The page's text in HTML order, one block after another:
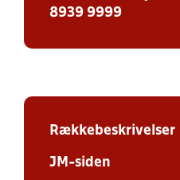
8939 9999
Rækkebeskrivelser
JM-siden